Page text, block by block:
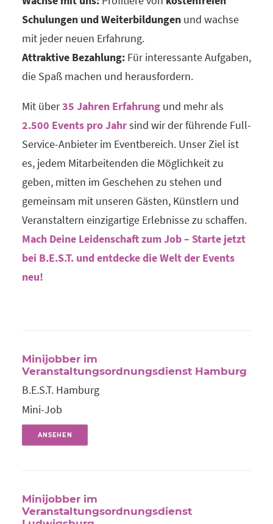
Schulungen und Weiterbildungen und wachse
mit jeder neuen Erfahrung.
Attraktive Bezahlung: Für interessante Aufgaben,
die Spaß machen und herausfordern.
Mit über35 Jahren Erfahrung und mehr als
2.500 Events pro Jahrsind wir der führende Full-
Service-Anbieter im Eventbereich. Unser Ziel ist
es, jedem Mitarbeitenden die Möglichkeit zu
geben, mitten im Geschehen zu stehen und
gemeinsam mit unseren Gästen, Künstlern und
Veranstaltern einzigartige Erlebnisse zu schaffen.
Mach Deine Leidenschaft zum Job – Starte jetzt
bei B.E.S.T. und entdecke die Welt der Events
neu!
Minijobber im
Veranstaltungsordnungsdienst Hamburg
B.E.S.T. Hamburg
Mini-Job
ANSEHEN
Minijobber im
Veranstaltungsordnungsdienst